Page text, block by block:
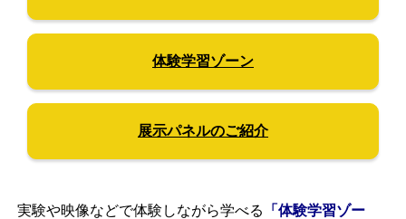
体験学習ゾーン
展示パネルのご紹介
実験や映像などで体験しながら学べる
「体験学習ゾー